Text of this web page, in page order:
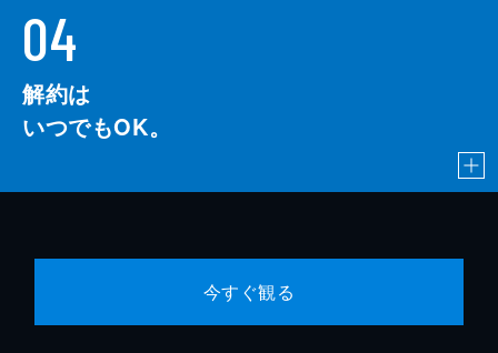
04
解約は
いつでもOK。
今すぐ観る